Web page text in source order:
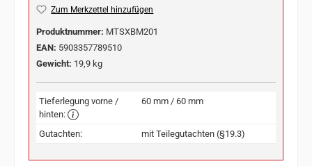
Zum Merkzettel hinzufügen
Produktnummer: MTSXBM201
EAN: 5903357789510
Gewicht: 19,9 kg
Tieferlegung vorne /
hinten:
60 mm / 60 mm
Gutachten: mit Teilegutachten (§19.3)